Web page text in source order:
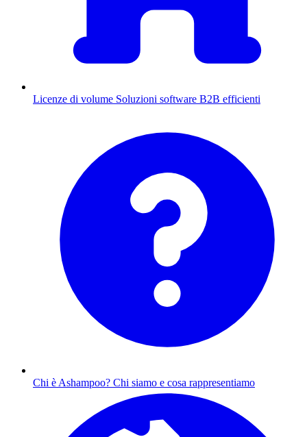
Licenze di volume Soluzioni software B2B efficienti
Chi è Ashampoo? Chi siamo e cosa rappresentiamo